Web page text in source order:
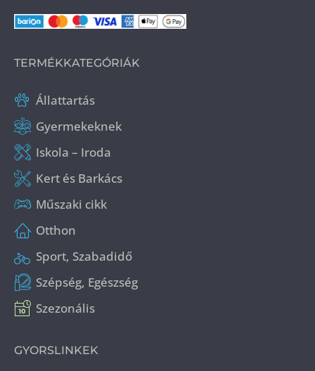
TERMÉKKATEGÓRIÁK
Állattartás
Gyermekeknek
Iskola – Iroda
Kert és Barkács
Műszaki cikk
Otthon
Sport, Szabadidő
Szépség, Egészség
Szezonális
GYORSLINKEK